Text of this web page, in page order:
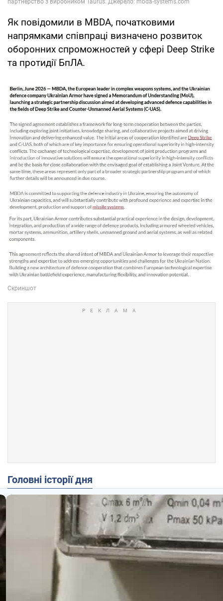
Як повідомили в MBDA, початковими
напрямками співпраці визначено розвиток
оборонних спроможностей у сфері Deep Strike
та протидії БпЛА.
Головні історії дня